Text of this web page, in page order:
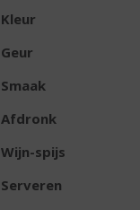
Kleur
Geur
Smaak
Afdronk
Wijn-spijs
Serveren